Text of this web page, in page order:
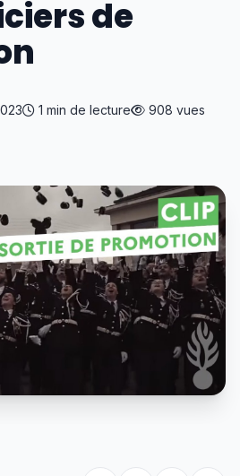
de
1 min de lecture 908 vues